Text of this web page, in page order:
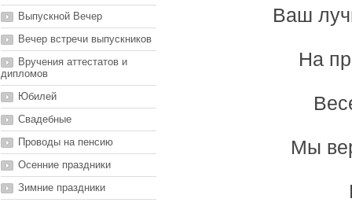
Выпускной Вечер
Вечер встречи выпускников
Вручения аттестатов и
дипломов
Юбилей
Свадебные
Проводы на пенсию
Осенние праздники
Зимние праздники
Ваш
На
Мы